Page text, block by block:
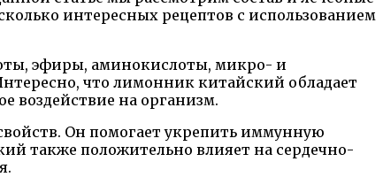
интересных рецептов с использованием
эфиры, аминокислоты, микро- и
что лимонник китайский обладает
воздействие на организм.
Он помогает укрепить иммунную
также положительно влияет на сердечно-